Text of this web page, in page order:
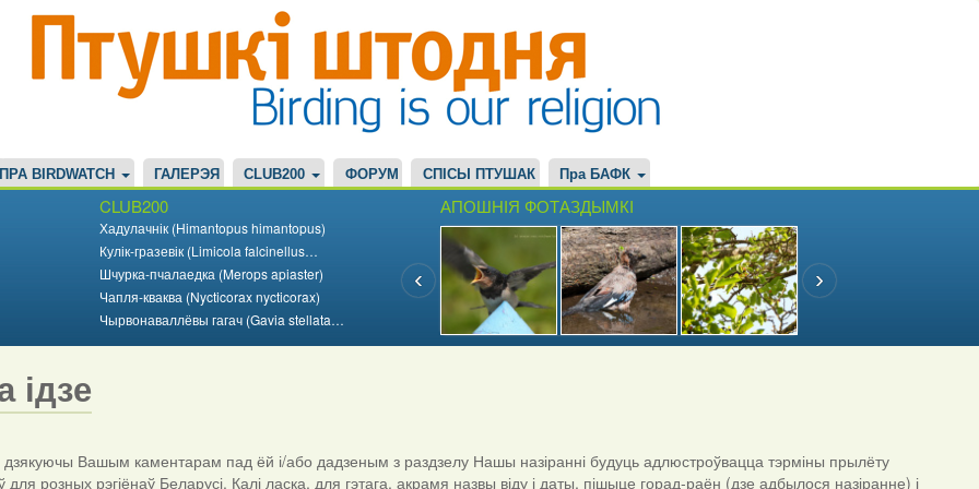
ПРА BIRDWATCH ГАЛЕРЭЯ CLUB200 ФОРУМ СПІСЫ ПТУШАК Пра БАФК
CLUB200
Хадулачнік (Himantopus himantopus)
Кулік-гразевік (Limicola falcinellus…
Шчурка-пчалаедка (Merops apiaster)
Чапля-кваква (Nycticorax nycticorax)
Чырвонаваллёвы гагач (Gavia stellata…
АПОШНІЯ ФОТАЗДЫМКІ
ідзе
Вашым каментарам пад ёй і/або дадзеным з раздзелу Нашы назіранні будуць адлюстроўвацца тэрміны прылёту
для розных рэгіёнаў Беларусі. Калі ласка, для гэтага, акрамя назвы віду і даты, пішыце горад-раён (дзе адбылося назіранне) і